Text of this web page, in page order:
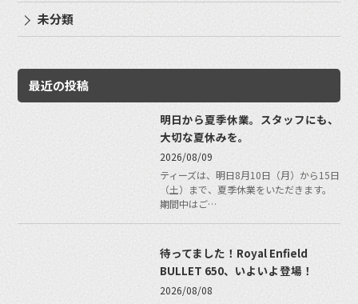
未分類
最近の投稿
明日から夏季休業。スタッフにも、
大切な夏休みを。
2026/08/09
ティーズは、明日8月10日（月）から15日
（土）まで、夏季休業をいただきます。
期間中はご…
待ってました！Royal Enfield
BULLET 650、いよいよ登場！
2026/08/08